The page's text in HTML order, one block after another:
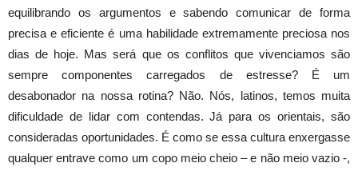
equilibrando os argumentos e sabendo comunicar de forma
precisa e eficiente é uma habilidade extremamente preciosa nos
dias de hoje. Mas será que os conflitos que vivenciamos são
sempre componentes carregados de estresse? É um
desabonador na nossa rotina? Não. Nós, latinos, temos muita
dificuldade de lidar com contendas. Já para os orientais, são
consideradas oportunidades. É como se essa cultura enxergasse
qualquer entrave como um copo meio cheio – e não meio vazio -,